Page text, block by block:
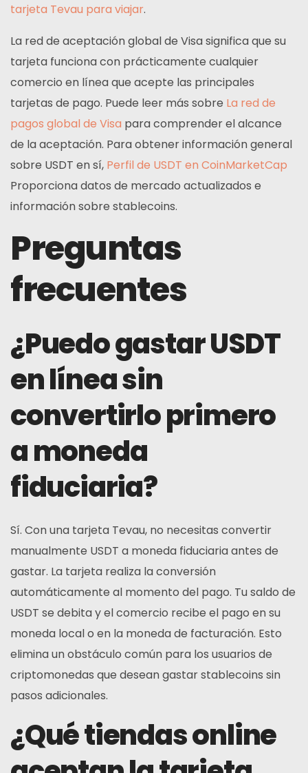
tarjeta Tevau para viajar.
La red de aceptación global de Visa significa que su
tarjeta funciona con prácticamente cualquier
comercio en línea que acepte las principales
tarjetas de pago. Puede leer más sobre La red de
pagos global de Visa para comprender el alcance
de la aceptación. Para obtener información general
sobre USDT en sí, Perfil de USDT en CoinMarketCap
Proporciona datos de mercado actualizados e
información sobre stablecoins.
Preguntas
frecuentes
¿Puedo gastar USDT
en línea sin
convertirlo primero
a moneda
fiduciaria?
Sí. Con una tarjeta Tevau, no necesitas convertir
manualmente USDT a moneda fiduciaria antes de
gastar. La tarjeta realiza la conversión
automáticamente al momento del pago. Tu saldo de
USDT se debita y el comercio recibe el pago en su
moneda local o en la moneda de facturación. Esto
elimina un obstáculo común para los usuarios de
criptomonedas que desean gastar stablecoins sin
pasos adicionales.
¿Qué tiendas online